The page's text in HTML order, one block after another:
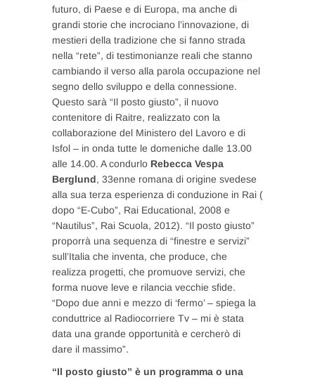
futuro, di Paese e di Europa, ma anche di
grandi storie che incrociano l’innovazione, di
mestieri della tradizione che si fanno strada
nella “rete”, di testimonianze reali che stanno
cambiando il verso alla parola occupazione nel
segno dello sviluppo e della connessione.
Questo sarà “Il posto giusto”, il nuovo
contenitore di Raitre, realizzato con la
collaborazione del Ministero del Lavoro e di
Isfol – in onda tutte le domeniche dalle 13.00
alle 14.00. A condurlo Rebecca Vespa
Berglund, 33enne romana di origine svedese
alla sua terza esperienza di conduzione in Rai (
dopo “E-Cubo”, Rai Educational, 2008 e
“Nautilus”, Rai Scuola, 2012). “Il posto giusto”
proporrà una sequenza di “finestre e servizi”
sull’Italia che inventa, che produce, che
realizza progetti, che promuove servizi, che
forma nuove leve e rilancia vecchie sfide.
“Dopo due anni e mezzo di ‘fermo’ – spiega la
conduttrice al Radiocorriere Tv – mi è stata
data una grande opportunità e cercherò di
dare il massimo”.
“Il posto giusto” è un programma o una